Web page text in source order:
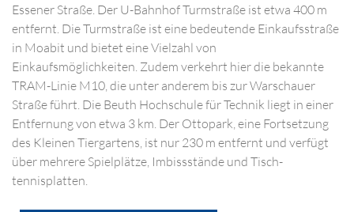
Essener Straße. Der U-Bahnhof Turmstraße ist etwa 400 m
entfernt. Die Turmstraße ist eine bedeutende Einkaufsstraße
in Moabit und bietet eine Vielzahl von
Einkaufsmöglichkeiten. Zudem verkehrt hier die bekannte
TRAM-Linie M10, die unter anderem bis zur Warschauer
Straße führt. Die Beuth Hochschule für Technik liegt in einer
Entfernung von etwa 3 km. Der Ottopark, eine Fortsetzung
des Kleinen Tiergartens, ist nur 230 m entfernt und verfügt
über mehrere Spielplätze, Imbissstände und Tisch­
tennisplatten.